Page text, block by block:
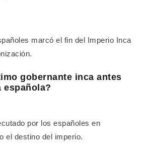
marcó el fin del Imperio Inca
gobernante inca antes
española?
por los españoles en
el destino del imperio.